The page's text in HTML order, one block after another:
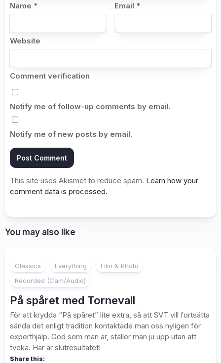
Name * Email *
Website
Comment verification
Notify me of follow-up comments by email.
Notify me of new posts by email.
This site uses Akismet to reduce spam. Learn how your
comment data is processed.
You may also like
Classics Everything
Film & Photo
Recorded (Cam/Audio)
På spåret med Tornevall
För att krydda “På spåret” lite extra, så att SVT vill fortsätta
sända det enligt tradition kontaktade man oss nyligen för
experthjälp. God som man är, ställer man ju upp utan att
tveka. Här är slutresultatet!
Share this: